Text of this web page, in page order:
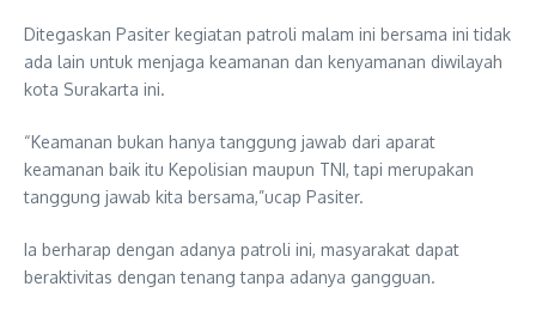
Ditegaskan Pasiter kegiatan patroli malam ini bersama ini tidak
ada lain untuk menjaga keamanan dan kenyamanan diwilayah
kota Surakarta ini.
“Keamanan bukan hanya tanggung jawab dari aparat
keamanan baik itu Kepolisian maupun TNI, tapi merupakan
tanggung jawab kita bersama,”ucap Pasiter.
Ia berharap dengan adanya patroli ini, masyarakat dapat
beraktivitas dengan tenang tanpa adanya gangguan.